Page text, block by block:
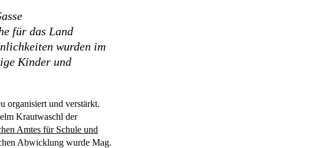
für das Land
wurden im
Kinder und
organisiert und verstärkt.
Krautwaschl der
Amtes für Schule und
Abwicklung wurde Mag.